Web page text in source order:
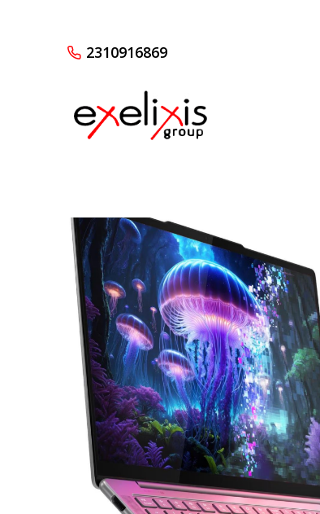
2310916869